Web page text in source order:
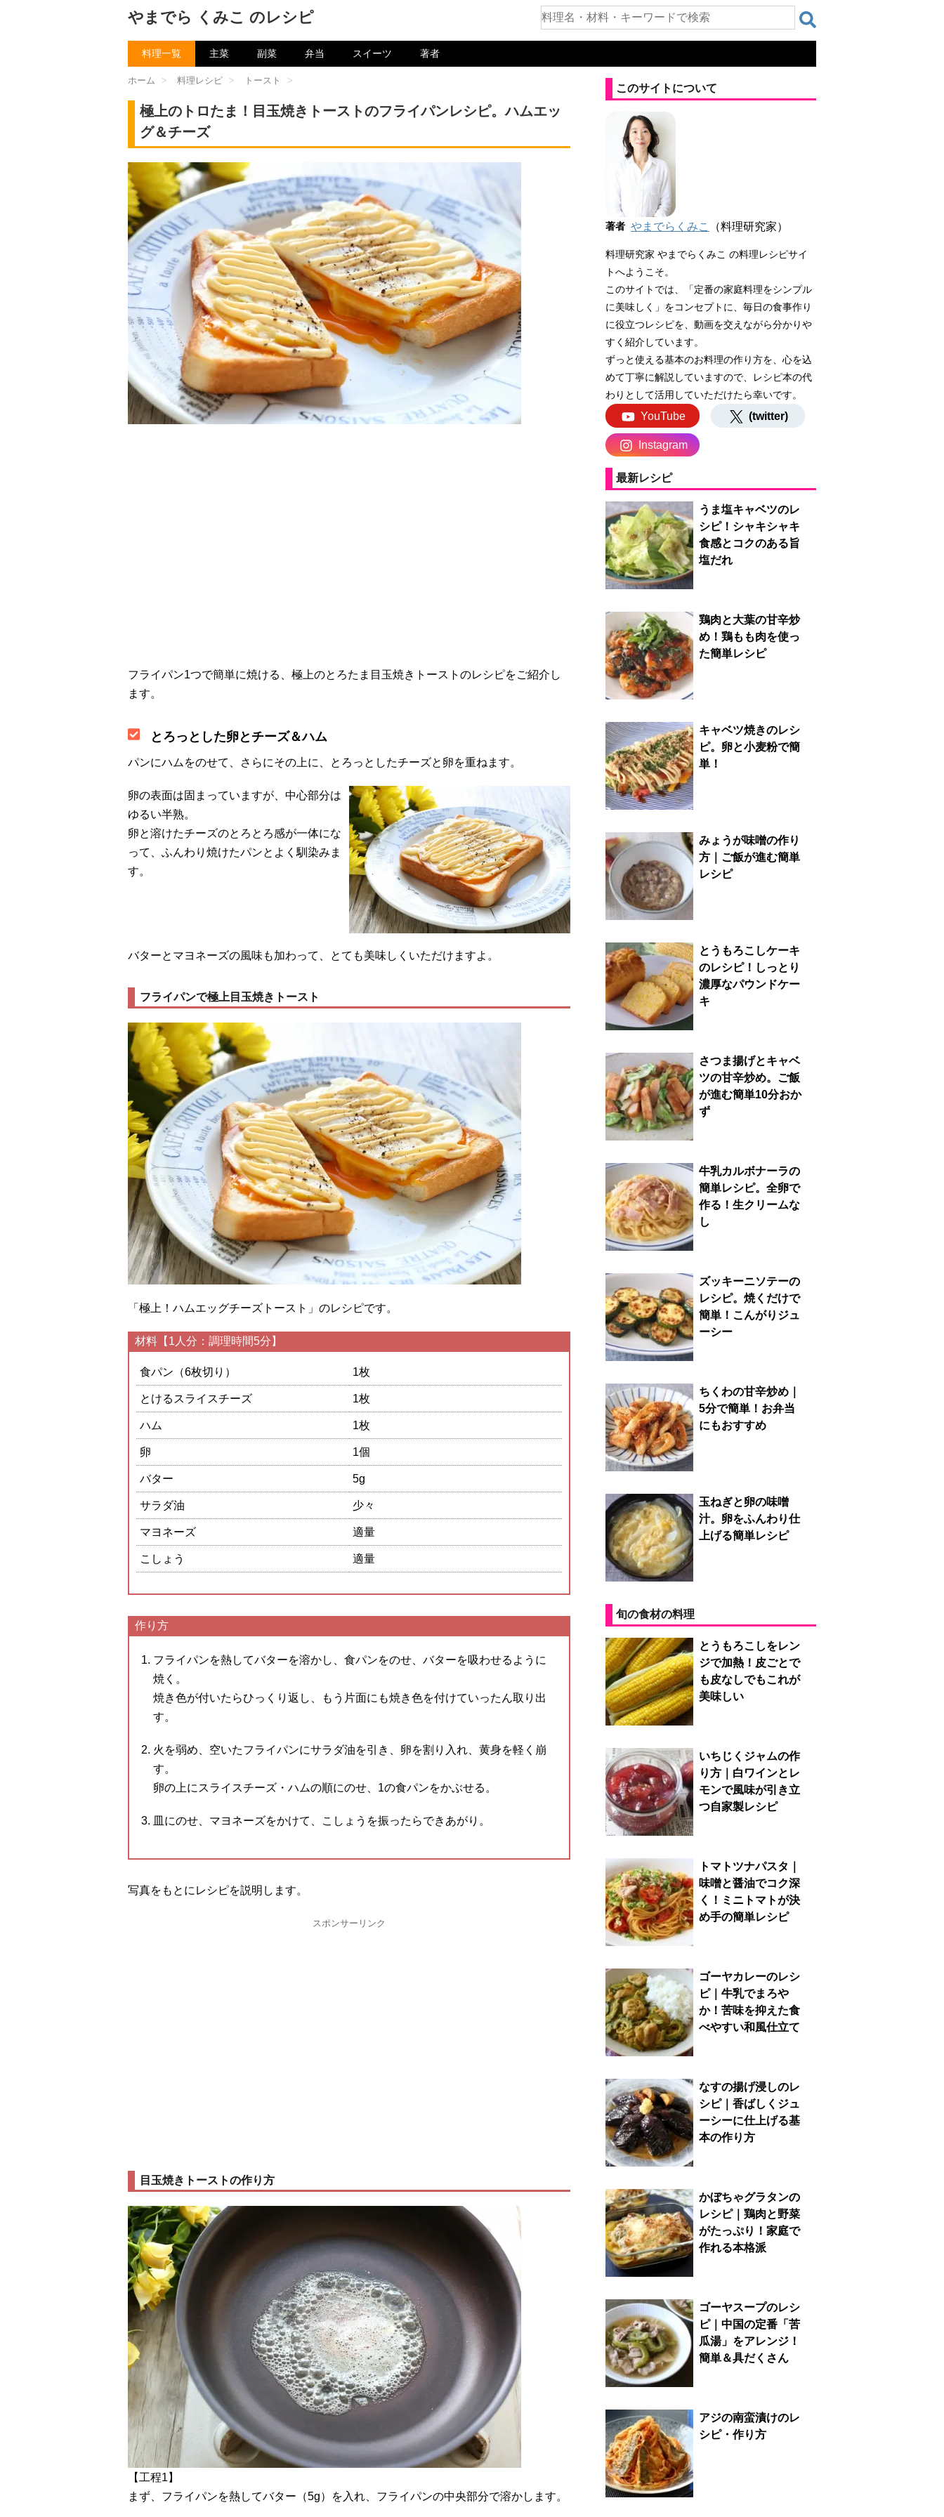
やまでら くみこ のレシピ
料理一覧 主菜 副菜 弁当 スイーツ 著者
ホーム > 料理レシピ > トースト >
極上のトロたま！目玉焼きトーストのフライパンレシピ。ハムエッ
グ＆チーズ
フライパン1つで簡単に焼ける、極上のとろたま目玉焼きトーストのレシピをご紹介し
ます。
とろっとした卵とチーズ＆ハム
パンにハムをのせて、さらにその上に、とろっとしたチーズと卵を重ねます。
卵の表面は固まっていますが、中心部分は
ゆるい半熟。
卵と溶けたチーズのとろとろ感が一体にな
って、ふんわり焼けたパンとよく馴染みま
す。
バターとマヨネーズの風味も加わって、とても美味しくいただけますよ。
フライパンで極上目玉焼きトースト
「極上！ハムエッグチーズトースト」のレシピです。
材料【1人分：調理時間5分】
食パン（6枚切り） 1枚
とけるスライスチーズ 1枚
ハム 1枚
卵 1個
バター 5g
サラダ油 少々
マヨネーズ 適量
こしょう 適量
作り方
フライパンを熱してバターを溶かし、食パンをのせ、バターを吸わせるように
焼く。
焼き色が付いたらひっくり返し、もう片面にも焼き色を付けていったん取り出
す。
火を弱め、空いたフライパンにサラダ油を引き、卵を割り入れ、黄身を軽く崩
す。
卵の上にスライスチーズ・ハムの順にのせ、1の食パンをかぶせる。
皿にのせ、マヨネーズをかけて、こしょうを振ったらできあがり。
写真をもとにレシピを説明します。
スポンサーリンク
目玉焼きトーストの作り方
【工程1】
まず、フライパンを熱してバター（5g）を入れ、フライパンの中央部分で溶かします。
このサイトについて
著者 やまでらくみこ （料理研究家）
料理研究家 やまでらくみこ の料理レシピサイ
トへようこそ。
このサイトでは、「定番の家庭料理をシンプル
に美味しく」をコンセプトに、毎日の食事作り
に役立つレシピを、動画を交えながら分かりや
すく紹介しています。
ずっと使える基本のお料理の作り方を、心を込
めて丁寧に解説していますので、レシピ本の代
わりとして活用していただけたら幸いです。
YouTube (twitter)
Instagram
最新レシピ
うま塩キャベツのレ
シピ！シャキシャキ
食感とコクのある旨
塩だれ
鶏肉と大葉の甘辛炒
め！鶏もも肉を使っ
た簡単レシピ
キャベツ焼きのレシ
ピ。卵と小麦粉で簡
単！
みょうが味噌の作り
方｜ご飯が進む簡単
レシピ
とうもろこしケーキ
のレシピ！しっとり
濃厚なパウンドケー
キ
さつま揚げとキャベ
ツの甘辛炒め。ご飯
が進む簡単10分おか
ず
牛乳カルボナーラの
簡単レシピ。全卵で
作る！生クリームな
し
ズッキーニソテーの
レシピ。焼くだけで
簡単！こんがりジュ
ーシー
ちくわの甘辛炒め｜
5分で簡単！お弁当
にもおすすめ
玉ねぎと卵の味噌
汁。卵をふんわり仕
上げる簡単レシピ
旬の食材の料理
とうもろこしをレン
ジで加熱！皮ごとで
も皮なしでもこれが
美味しい
いちじくジャムの作
り方｜白ワインとレ
モンで風味が引き立
つ自家製レシピ
トマトツナパスタ｜
味噌と醤油でコク深
く！ミニトマトが決
め手の簡単レシピ
ゴーヤカレーのレシ
ピ｜牛乳でまろや
か！苦味を抑えた食
べやすい和風仕立て
なすの揚げ浸しのレ
シピ｜香ばしくジュ
ーシーに仕上げる基
本の作り方
かぼちゃグラタンの
レシピ｜鶏肉と野菜
がたっぷり！家庭で
作れる本格派
ゴーヤスープのレシ
ピ｜中国の定番「苦
瓜湯」をアレンジ！
簡単＆具だくさん
アジの南蛮漬けのレ
シピ・作り方